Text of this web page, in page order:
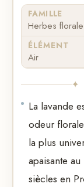
FAMILLE
Herbes
ÉLÉMENT
Air
✦
La lavande
odeur
la plus
apaisante
siècles en